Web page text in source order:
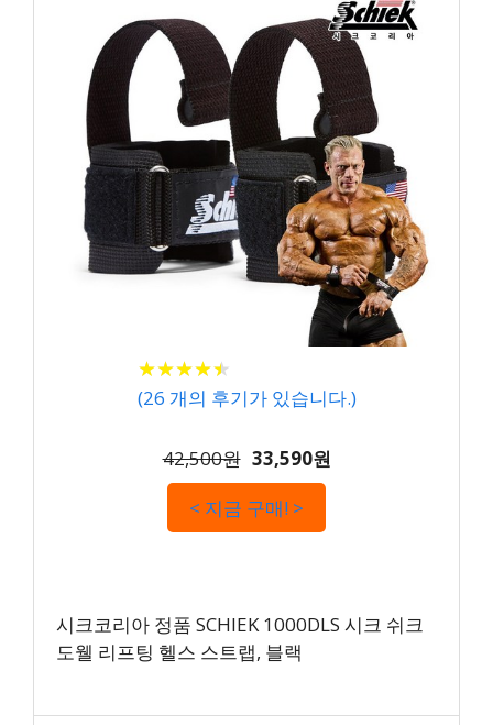
★★★★★
★★★★★
(26 개의 후기가 있습니다.)
42,500원 33,590원
< 지금 구매! >
시크코리아 정품 SCHIEK 1000DLS 시크 쉬크
도웰 리프팅 헬스 스트랩, 블랙